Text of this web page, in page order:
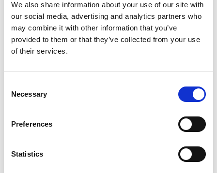
We also share information about your use of our site with
our social media, advertising and analytics partners who
may combine it with other information that you’ve
provided to them or that they’ve collected from your use
of their services.
Selection
Necessary
Preferences
Statistics
Poppykalas